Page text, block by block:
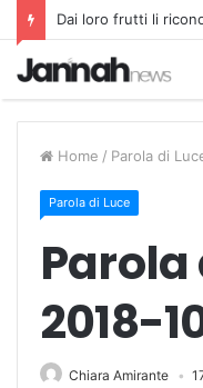
Dai loro frutti li
Home / Parola di
Parola di Luce
Parola
2018-
Chiara Amirante